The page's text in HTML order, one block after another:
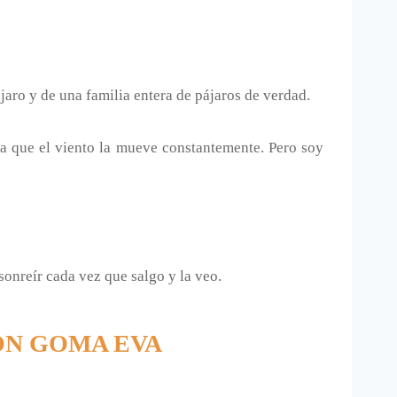
y de una familia entera de pájaros de verdad.
el viento la mueve constantemente. Pero soy
cada vez que salgo y la veo.
GOMA EVA